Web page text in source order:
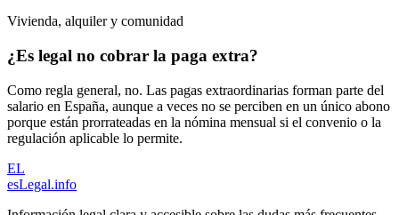
Vivienda, alquiler y comunidad
¿Es legal no cobrar la paga extra?
Como regla general, no. Las pagas extraordinarias forman parte del
salario en España, aunque a veces no se perciben en un único abono
porque están prorrateadas en la nómina mensual si el convenio o la
regulación aplicable lo permite.
EL
esLegal.info